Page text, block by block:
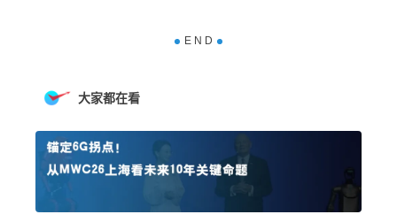
E N D
大家都在看